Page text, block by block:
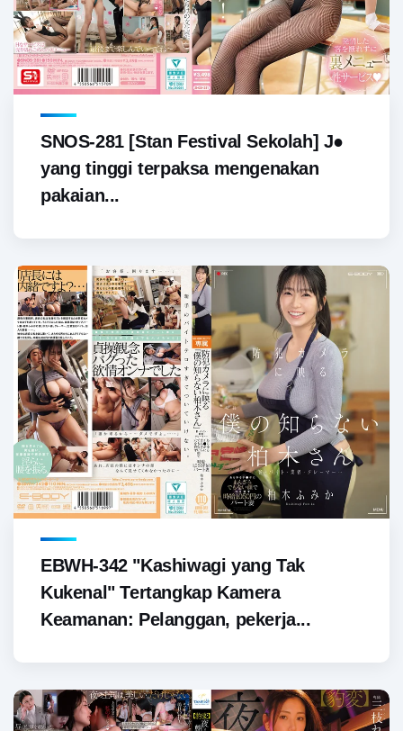
SNOS-281 [Stan Festival Sekolah] J●
yang tinggi terpaksa mengenakan
pakaian...
EBWH-342 "Kashiwagi yang Tak
Kukenal" Tertangkap Kamera
Keamanan: Pelanggan, pekerja...